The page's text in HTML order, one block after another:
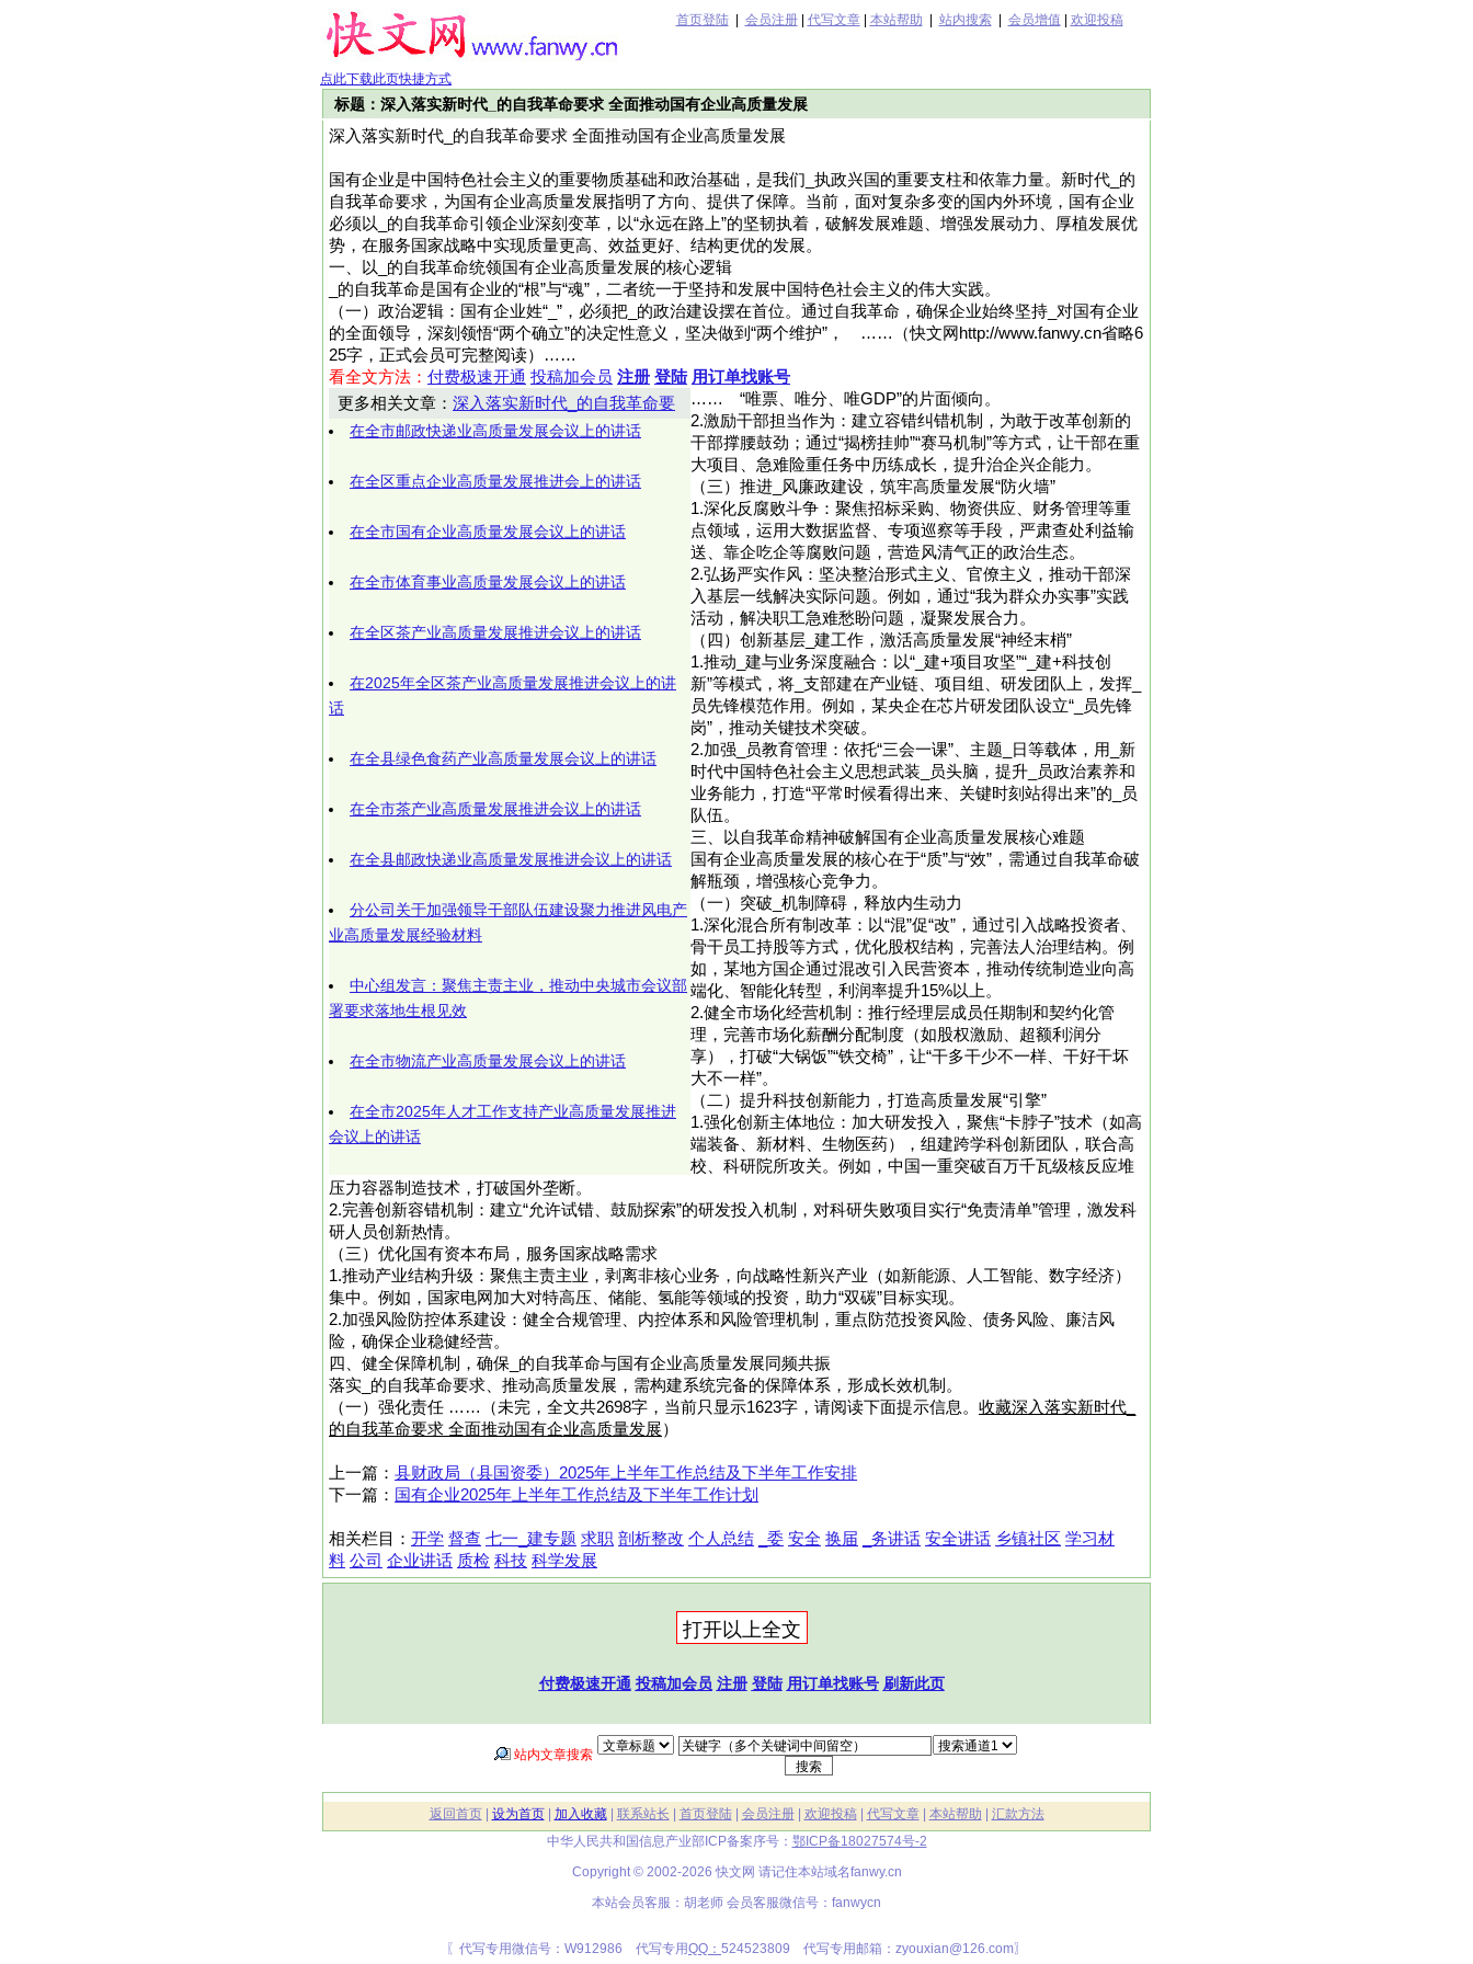
首页登陆| 会员注册| 代写文章| 本站帮助 站内搜索| 会员增值 欢迎投稿
点此下载此页快捷方式
标题：深入落实新时代_的自我革命要求 全面推动国有企业高质量发展
深入落实新时代_的自我革命要求 全面推动国有企业高质量发展
国有企业是中国特色社会主义的重要物质基础和政治基础，是我们_执政兴国的重要支柱和依靠力量。新时代_的
自我革命要求，为国有企业高质量发展指明了方向、提供了保障。当前，面对复杂多变的国内外环境，国有企业
必须以_的自我革命引领企业深刻变革，以“永远在路上”的坚韧执着，破解发展难题、增强发展动力、厚植发展优
势，在服务国家战略中实现质量更高、效益更好、结构更优的发展。
一、以_的自我革命统领国有企业高质量发展的核心逻辑
_的自我革命是国有企业的“根”与“魂”，二者统一于坚持和发展中国特色社会主义的伟大实践。
（一）政治逻辑：国有企业姓“_”，必须把_的政治建设摆在首位。通过自我革命，确保企业始终坚持_对国有企业
的全面领导，深刻领悟“两个确立”的决定性意义，坚决做到“两个维护”， ……（快文网http://www.fanwy.cn省略6
25字，正式会员可完整阅读）……
看全文方法： 付费极速开通 投稿加会员 注册 登陆 用订单找账号
……
更多相关文章： 深入落实新时代_的自我革命要
在全市邮政快递业高质量发展会议上的讲话
在全区重点企业高质量发展推进会上的讲话
在全市国有企业高质量发展会议上的讲话
在全市体育事业高质量发展会议上的讲话
在全区茶产业高质量发展推进会议上的讲话
在2025年全区茶产业高质量发展推进会议上的讲
话
在全县绿色食药产业高质量发展会议上的讲话
在全市茶产业高质量发展推进会议上的讲话
在全县邮政快递业高质量发展推进会议上的讲话
分公司关于加强领导干部队伍建设聚力推进风电产
业高质量发展经验材料
中心组发言：聚焦主责主业，推动中央城市会议部
署要求落地生根见效
在全市物流产业高质量发展会议上的讲话
在全市2025年人才工作支持产业高质量发展推进
会议上的讲话
“唯票、唯分、唯GDP”的片面倾向。
2.激励干部担当作为：建立容错纠错机制，为敢于改革创新的
干部撑腰鼓劲；通过“揭榜挂帅”“赛马机制”等方式，让干部在重
大项目、急难险重任务中历练成长，提升治企兴企能力。
（三）推进_风廉政建设，筑牢高质量发展“防火墙”
1.深化反腐败斗争：聚焦招标采购、物资供应、财务管理等重
点领域，运用大数据监督、专项巡察等手段，严肃查处利益输
送、靠企吃企等腐败问题，营造风清气正的政治生态。
2.弘扬严实作风：坚决整治形式主义、官僚主义，推动干部深
入基层一线解决实际问题。例如，通过“我为群众办实事”实践
活动，解决职工急难愁盼问题，凝聚发展合力。
（四）创新基层_建工作，激活高质量发展“神经末梢”
1.推动_建与业务深度融合：以“_建+项目攻坚”“_建+科技创
新”等模式，将_支部建在产业链、项目组、研发团队上，发挥_
员先锋模范作用。例如，某央企在芯片研发团队设立“_员先锋
岗”，推动关键技术突破。
2.加强_员教育管理：依托“三会一课”、主题_日等载体，用_新
时代中国特色社会主义思想武装_员头脑，提升_员政治素养和
业务能力，打造“平常时候看得出来、关键时刻站得出来”的_员
队伍。
三、以自我革命精神破解国有企业高质量发展核心难题
国有企业高质量发展的核心在于“质”与“效”，需通过自我革命破
解瓶颈，增强核心竞争力。
（一）突破_机制障碍，释放内生动力
1.深化混合所有制改革：以“混”促“改”，通过引入战略投资者、
骨干员工持股等方式，优化股权结构，完善法人治理结构。例
如，某地方国企通过混改引入民营资本，推动传统制造业向高
端化、智能化转型，利润率提升15%以上。
2.健全市场化经营机制：推行经理层成员任期制和契约化管
理，完善市场化薪酬分配制度（如股权激励、超额利润分
享），打破“大锅饭”“铁交椅”，让“干多干少不一样、干好干坏
大不一样”。
（二）提升科技创新能力，打造高质量发展“引擎”
1.强化创新主体地位：加大研发投入，聚焦“卡脖子”技术（如高
端装备、新材料、生物医药），组建跨学科创新团队，联合高
校、科研院所攻关。例如，中国一重突破百万千瓦级核反应堆
压力容器制造技术，打破国外垄断。
2.完善创新容错机制：建立“允许试错、鼓励探索”的研发投入机制，对科研失败项目实行“免责清单”管理，激发科
研人员创新热情。
（三）优化国有资本布局，服务国家战略需求
1.推动产业结构升级：聚焦主责主业，剥离非核心业务，向战略性新兴产业（如新能源、人工智能、数字经济）
集中。例如，国家电网加大对特高压、储能、氢能等领域的投资，助力“双碳”目标实现。
2.加强风险防控体系建设：健全合规管理、内控体系和风险管理机制，重点防范投资风险、债务风险、廉洁风
险，确保企业稳健经营。
四、健全保障机制，确保_的自我革命与国有企业高质量发展同频共振
落实_的自我革命要求、推动高质量发展，需构建系统完备的保障体系，形成长效机制。
（一）强化责任 ……（未完，全文共2698字，当前只显示1623字，请阅读下面提示信息。 收藏深入落实新时代_
的自我革命要求 全面推动国有企业高质量发展）
上一篇： 县财政局（县国资委）2025年上半年工作总结及下半年工作安排
下一篇： 国有企业2025年上半年工作总结及下半年工作计划
相关栏目： 开学 督查 七一_建专题 求职 剖析整改 个人总结 _委 安全 换届 _务讲话 安全讲话 乡镇社区 学习材
料 公司 企业讲话 质检 科技 科学发展
付费极速开通 投稿加会员 注册 登陆 用订单找账号 刷新此页
站内文章搜索
返回首页| 设为首页| 加入收藏| 联系站长 首页登陆| 会员注册| 欢迎投稿 代写文章| 本站帮助
汇款方法
中华人民共和国信息产业部ICP备案序号： 鄂ICP备18027574号-2
Copyright © 2002-2026 快文网 请记住本站域名fanwy.cn
本站会员客服：胡老师 会员客服微信号：fanwycn
〖代写专用微信号：W912986 代写专用QQ： 524523809 代写专用邮箱：zyouxian@126.com〗